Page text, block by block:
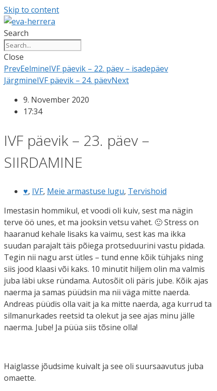
Skip to content
Search
Close
PrevEelmineIVF päevik – 22. päev – isadepäev
JärgmineIVF päevik – 24. päevNext
9. November 2020
17:34
IVF päevik – 23. päev –
SIIRDAMINE
♥, IVF, Meie armastuse lugu, Tervishoid
Imestasin hommikul, et voodi oli kuiv, sest ma nägin
terve öö unes, et ma jooksin vetsu vahet. 🙂 Stress on
haaranud kehale lisaks ka vaimu, sest kas ma ikka
suudan parajalt täis põiega protseduurini vastu pidada.
Tegin nii nagu arst ütles – tund enne kõik tühjaks ning
siis jood klaasi või kaks. 10 minutit hiljem olin ma valmis
juba läbi ukse ründama. Autosõit oli päris jube. Kõik ajas
naerma ja samas püüdsin ma nii väga mitte naerda.
Andreas püüdis olla vait ja ka mitte naerda, aga kurrud ta
silmanurkades reetsid ta olekut ja see ajas minu jälle
naerma. Jube! Ja püüa siis tõsine olla!
Haiglasse jõudsime kuivalt ja see oli suursaavutus juba
omaette.